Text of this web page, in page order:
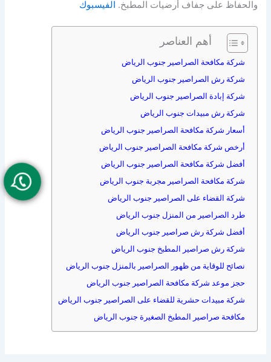
والحفاظ على جفاف أرضيات المطبخ. الفيسبوك
أهم العناصر
شركة مكافحة الصراصير جنوب الرياض
شركة رش الصراصير جنوب الرياض
شركة إبادة الصراصير جنوب الرياض
شركة رش مبيدات جنوب الرياض
أسعار شركة مكافحة الصراصير جنوب الرياض
أرخص شركة مكافحة الصراصير جنوب الرياض
أفضل شركة مكافحة الصراصير جنوب الرياض
شركة مكافحة الصراصير مجربة جنوب الرياض
شركة القضاء على الصراصير جنوب الرياض
طرد الصراصير من المنزل جنوب الرياض
أفضل شركة رش صراصير جنوب الرياض
شركة رش صراصير المطبخ جنوب الرياض
نصائح للوقاية من ظهور الصراصير بالمنزل جنوب الرياض
حجز موعد شركة مكافحة الصراصير جنوب الرياض
شركة مبيدات حشرية للقضاء على الصراصير جنوب الرياض
مكافحة صراصير المطبخ الصغيرة جنوب الرياض